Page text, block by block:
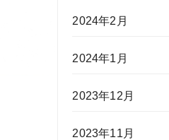
2024年2月
2024年1月
2023年12月
2023年11月